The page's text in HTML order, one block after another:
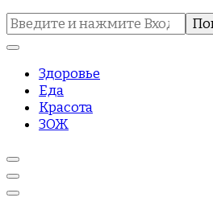
Найти:
Здоровье
Еда
Красота
ЗОЖ